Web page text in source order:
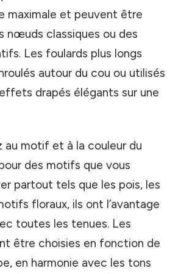
maximale et peuvent être
nœuds classiques ou des
Les foulards plus longs
autour du cou ou utilisés
drapés élégants sur une
au motif et à la couleur du
des motifs que vous
partout tels que les pois, les
floraux, ils ont l’avantage
toutes les tenues. Les
être choisies en fonction de
en harmonie avec les tons